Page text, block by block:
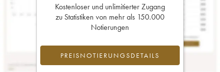
Kostenloser und unlimitierter Zugang
zu Statistiken von mehr als 150.000
Notierungen
PREISNOTIERUNGSDETAILS